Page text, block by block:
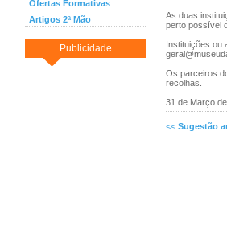
Ofertas Formativas
Artigos 2ª Mão
Publicidade
As duas
perto possível
Instituições ou
Os parceiros
recolhas.
31 de Março
<< Sugestão